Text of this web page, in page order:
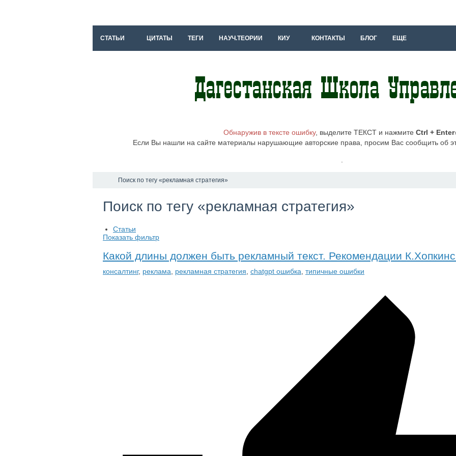
СТАТЬИ ЦИТАТЫ ТЕГИ НАУЧ.ТЕОРИИ КИУ КОНТАКТЫ БЛОГ ЕЩЕ
Обнаружив в тексте ошибку, выделите ТЕКСТ и нажмите Ctrl + Enter
Если Вы нашли на сайте материалы нарушающие авторские права, просим Вас сообщить об
Поиск по тегу «рекламная стратегия»
Поиск по тегу «рекламная стратегия»
Статьи
Показать фильтр
Какой длины должен быть рекламный текст. Рекомендации
консалтинг, реклама, рекламная стратегия, chatgpt ошибка, типичные ошибки